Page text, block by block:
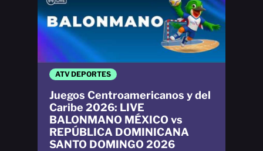
ATV DEPORTES
Juegos Centroamericanos y del
Caribe 2026: LIVE
BALONMANO MÉXICO vs
REPÚBLICA DOMINICANA
SANTO DOMINGO 2026